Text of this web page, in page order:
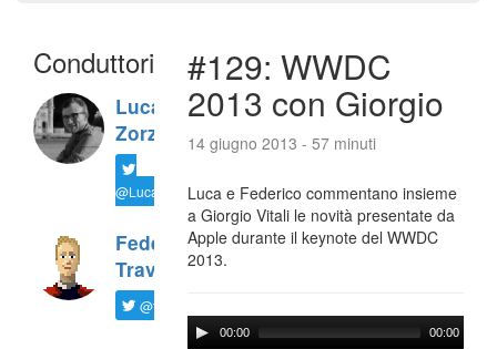
Conduttori
Luca
Zorzi
@LucaTNT
Federico
Travaini
@ftrava
#129: WWDC
2013 con Giorgio
14 giugno 2013 - 57 minuti
Luca e Federico commentano insieme
a Giorgio Vitali le novità presentate da
Apple durante il keynote del WWDC
2013.
00:00 00:00